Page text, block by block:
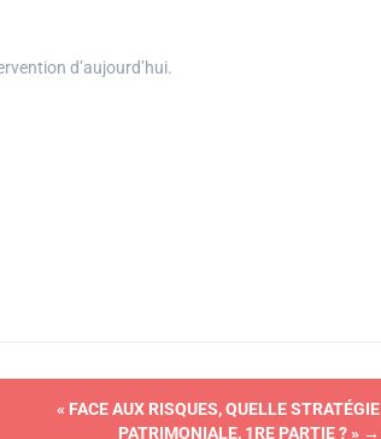
d’aujourd’hui.
« FACE AUX RISQUES, QUELLE STRATÉGIE
PATRIMONIALE, 1RE PARTIE ? » →